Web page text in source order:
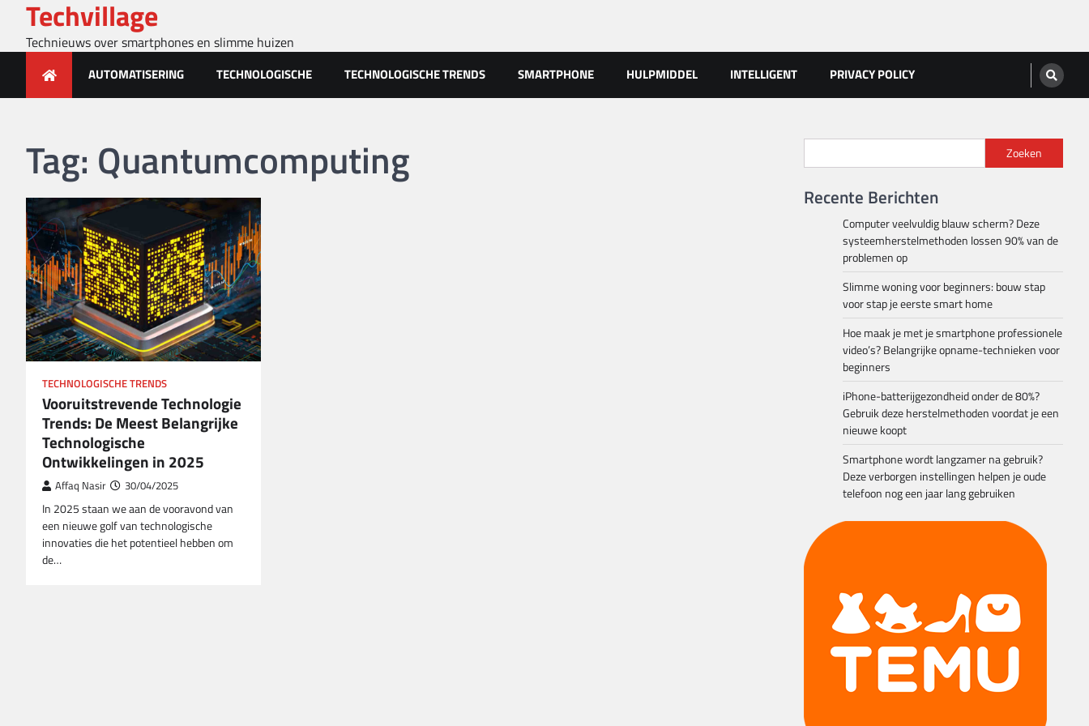
content
Techvillage
Technieuws over smartphones en slimme huizen
AUTOMATISERING TECHNOLOGISCHE TECHNOLOGISCHE TRENDS SMARTPHONE HULPMIDDEL INTELLIGENT PRIVACY POLICY
Tag: Quantumcomputing
TECHNOLOGISCHE TRENDS
Vooruitstrevende Technologie
Trends: De Meest Belangrijke
Technologische
Ontwikkelingen in 2025
Affaq Nasir 30/04/2025
In 2025 staan we aan de vooravond van
een nieuwe golf van technologische
innovaties die het potentieel hebben om
de…
Zoeken
Recente Berichten
Computer veelvuldig blauw scherm? Deze
systeemherstelmethoden lossen 90% van de
problemen op
Slimme woning voor beginners: bouw stap
voor stap je eerste smart home
Hoe maak je met je smartphone professionele
video’s? Belangrijke opname-technieken voor
beginners
iPhone-batterijgezondheid onder de 80%?
Gebruik deze herstelmethoden voordat je een
nieuwe koopt
Smartphone wordt langzamer na gebruik?
Deze verborgen instellingen helpen je oude
telefoon nog een jaar lang gebruiken